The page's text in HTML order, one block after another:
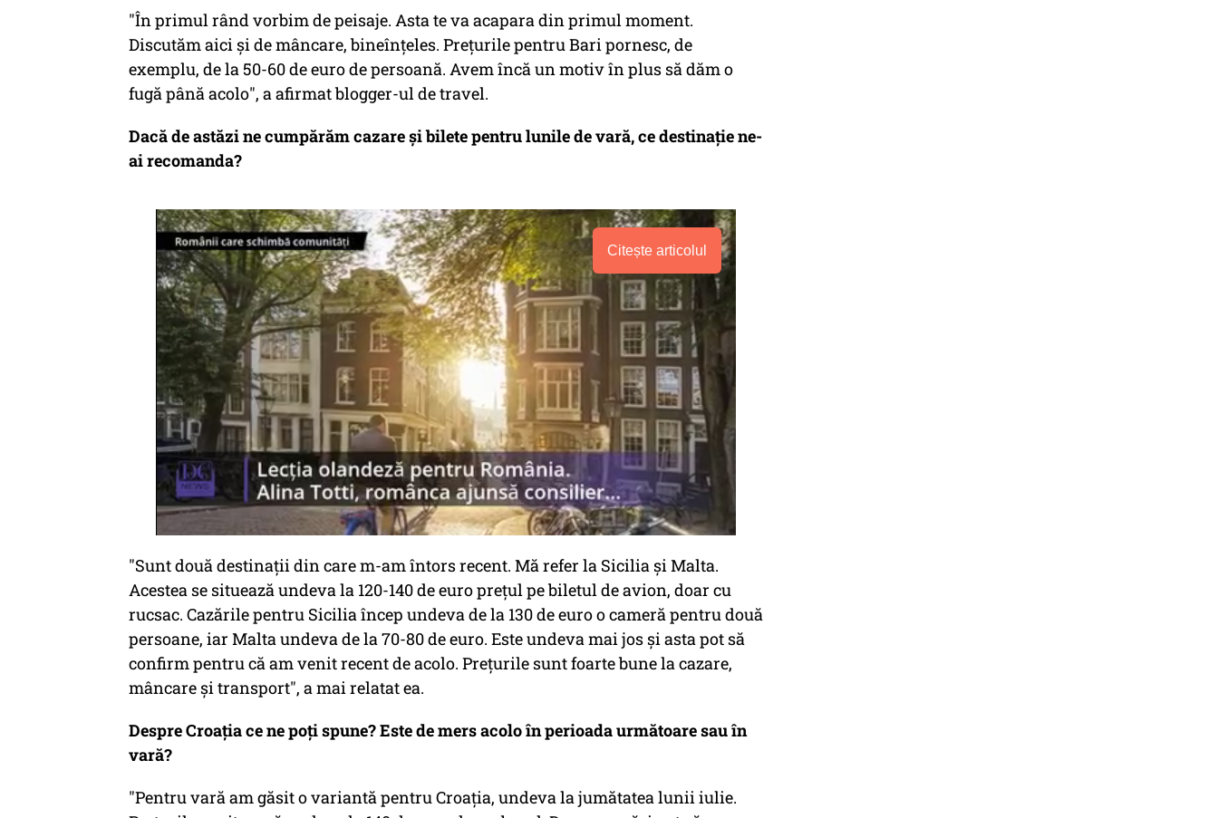
"În primul rând vorbim de peisaje. Asta te va acapara din primul moment.
Discutăm aici și de mâncare, bineînțeles. Prețurile pentru Bari pornesc, de
exemplu, de la 50-60 de euro de persoană. Avem încă un motiv în plus să dăm o
fugă până acolo", a afirmat blogger-ul de travel.
Dacă de astăzi ne cumpărăm cazare și bilete pentru lunile de vară, ce destinație ne-
ai recomanda?
Citește articolul
"Sunt două destinații din care m-am întors recent. Mă refer la Sicilia și Malta.
Acestea se situează undeva la 120-140 de euro prețul pe biletul de avion, doar cu
rucsac. Cazările pentru Sicilia încep undeva de la 130 de euro o cameră pentru două
persoane, iar Malta undeva de la 70-80 de euro. Este undeva mai jos și asta pot să
confirm pentru că am venit recent de acolo. Prețurile sunt foarte bune la cazare,
mâncare și transport", a mai relatat ea.
Despre Croația ce ne poți spune? Este de mers acolo în perioada următoare sau în
vară?
"Pentru vară am găsit o variantă pentru Croația, undeva la jumătatea lunii iulie.